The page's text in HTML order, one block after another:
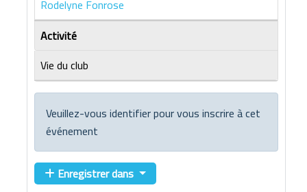
Rodelyne Fonrose
Activité
Vie du club
Veuillez-vous identifier pour vous inscrire à cet
événement
Enregistrer dans